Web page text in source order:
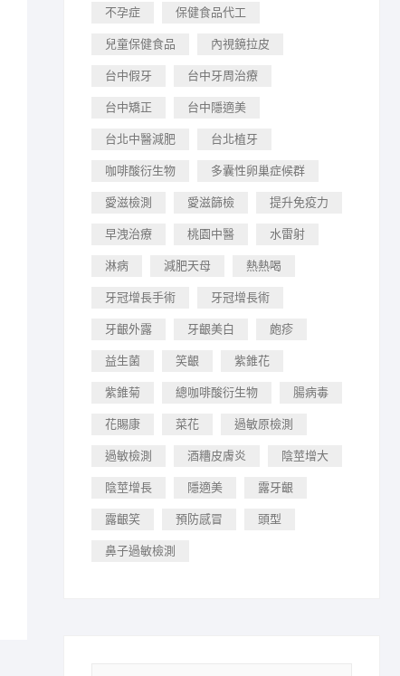
不孕症 保健食品代工
兒童保健食品 內視鏡拉皮
台中假牙 台中牙周治療
台中矯正 台中隱適美
台北中醫減肥 台北植牙
咖啡酸衍生物 多囊性卵巢症候群
愛滋檢測 愛滋篩檢 提升免疫力
早洩治療 桃園中醫 水雷射
淋病 減肥天母 熱熱喝
牙冠增長手術 牙冠增長術
牙齦外露 牙齦美白 皰疹
益生菌 笑齦 紫錐花
紫錐菊 總咖啡酸衍生物 腸病毒
花賜康 菜花 過敏原檢測
過敏檢測 酒糟皮膚炎 陰莖增大
陰莖增長 隱適美 露牙齦
露齦笑 預防感冒 頭型
鼻子過敏檢測